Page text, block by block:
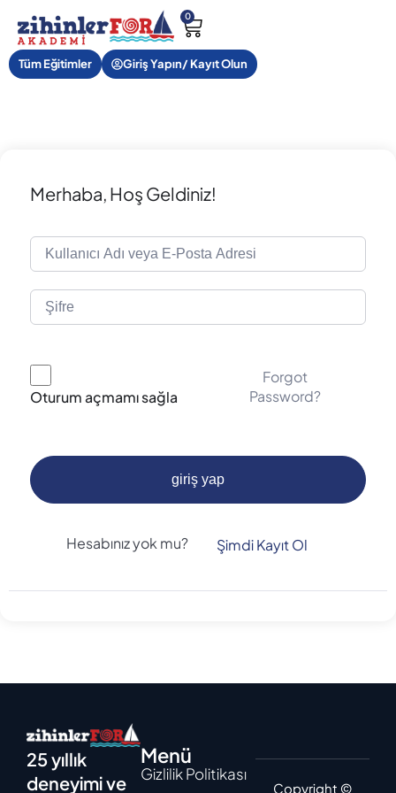
0
Tüm Eğitimler Giriş Yapın/ Kayıt Olun
Merhaba, Hoş Geldiniz!
Oturum açmamı sağla
Forgot
Password?
giriş yap
Hesabınız yok mu? Şimdi Kayıt Ol
25 yıllık
deneyimi ve
Menü
Gizlilik Politikası
Copyright ©